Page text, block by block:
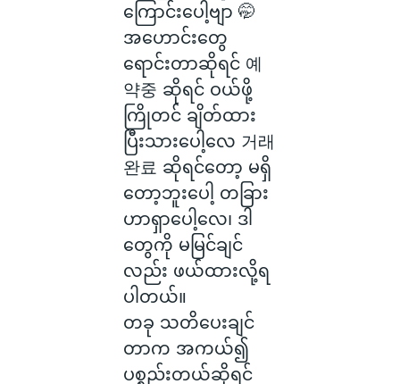
ကြောင်းပေါ့ဗျာ 🤭
အဟောင်းတွေ
ရောင်းတာဆိုရင် 예
약중 ဆိုရင် ဝယ်ဖို့
ကြိုတင် ချိတ်ထား
ပြီးသားပေါ့လေ 거래
완료 ဆိုရင်တော့ မရှိ
တော့ဘူးပေါ့ တခြား
ဟာရှာပေါ့လေ၊ ဒါ
တွေကို မမြင်ချင်
လည်း ဖယ်ထားလို့ရ
ပါတယ်။
တခု သတိပေးချင်
တာက အကယ်၍
ပစ္စည်းတယ်ဆိုရင်